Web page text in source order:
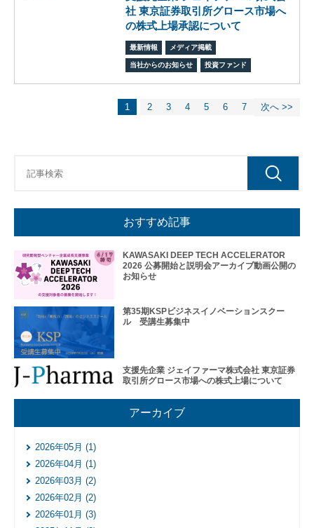
ル
ログ
ラム
他
の
ハ
ン
ズ
オ
再
細胞
医療
産業
化支
社 東京証券取引所グロース市場へ
の株式上場承認について
最新情報 メディア掲載
当社からのお知らせ 投資ファンド
1 2 3 4 5 6 7 次へ >>
おすすめ記事
KAWASAKI DEEP TECH ACCELERATOR
2026 公募開始と説明会アーカイブ動画公開の
お知らせ
第35期KSPビジネスイノベーションスクー
ル 受講生募集中
支援先企業 ジェイファーマ株式会社 東京証券
取引所グロース市場への株式上場について
アーカイブ
2026年05月 (1)
2026年04月 (1)
2026年03月 (2)
2026年02月 (2)
2026年01月 (3)